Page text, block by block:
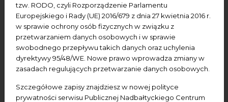
tzw. RODO, czyli Rozporządzenie Parlamentu
Europejskiego i Rady (UE) 2016/679 z dnia 27 kwietnia 2016 r.
w sprawie ochrony osób fizycznych w związku z
przetwarzaniem danych osobowych i w sprawie
swobodnego przepływu takich danych oraz uchylenia
dyrektywy 95/48/WE. Nowe prawo wprowadza zmiany w
zasadach regulujących przetwarzanie danych osobowych.
Szczegółowe zapisy znajdziesz w nowej polityce
prywatności serwisu Publicznej Nadbałtyckiego Centrum
Data końcowa
Termin:
-Wszystkie- Dzisiaj Jutro Pojutrze
Następny tydzień Następny miesiąc